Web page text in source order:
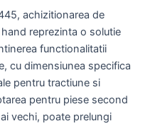
achizitionarea de
reprezinta o solutie
functionalitatii
cu dimensiunea specifica
pentru tractiune si
pentru piese second
vechi, poate prelungi